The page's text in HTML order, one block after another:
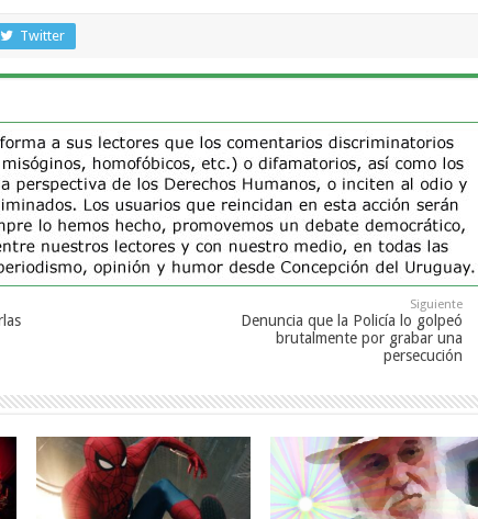
Twitter
Siguiente
Denuncia que la Policía lo golpeó
brutalmente por grabar una
persecución